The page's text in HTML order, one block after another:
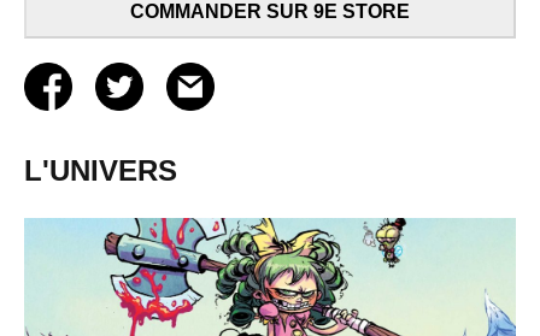
COMMANDER SUR 9E STORE
L'UNIVERS